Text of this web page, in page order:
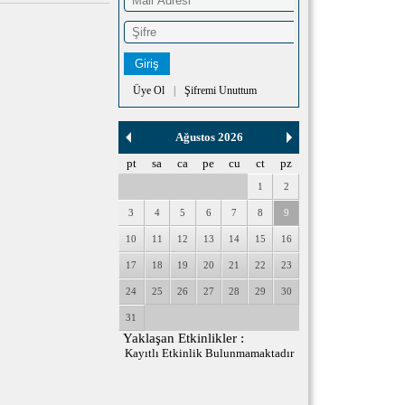
Şifremi Unuttum
Üye Ol
Ağustos 2026
pt
sa ca pe cu ct pz
1 2
3 4 5 6 7 8 9
10 11 12 13 14 15 16
17 18 19 20 21 22 23
24 25 26 27 28 29 30
31
Yaklaşan Etkinlikler :
Kayıtlı Etkinlik Bulunmamaktadır